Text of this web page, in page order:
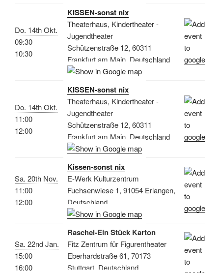
Do. 14th Okt.
09:30
10:30
KISSEN-sonst nix
Theaterhaus, Kindertheater -
Jugendtheater
Schützenstraße 12, 60311
Frankfurt am Main, Deutschland
Do. 14th Okt.
11:00
12:00
KISSEN-sonst nix
Theaterhaus, Kindertheater -
Jugendtheater
Schützenstraße 12, 60311
Frankfurt am Main, Deutschland
Sa. 20th Nov.
11:00
12:00
Kissen-sonst nix
E-Werk Kulturzentrum
Fuchsenwiese 1, 91054 Erlangen,
Deutschland
Sa. 22nd Jan.
15:00
16:00
Raschel-Ein Stück Karton
Fitz Zentrum für Figurentheater
Eberhardstraße 61, 70173
Stuttgart, Deutschland